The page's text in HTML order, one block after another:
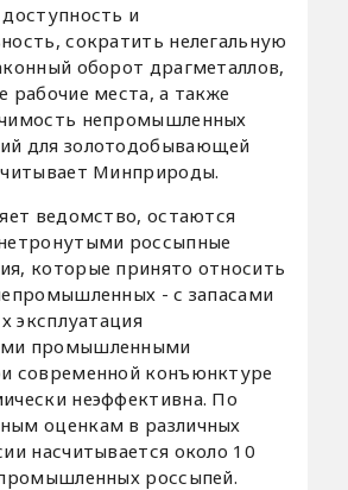
и
сократить нелегальную
оборот драгметаллов,
рабочие места, а также
непромышленных
для золотодобывающей
Минприроды.
ведомство, остаются
россыпные
которые принято относить
- с запасами
эксплуатация
промышленными
современной конъюнктуре
неэффективна. По
оценкам в различных
насчитывается около 10
россыпей.